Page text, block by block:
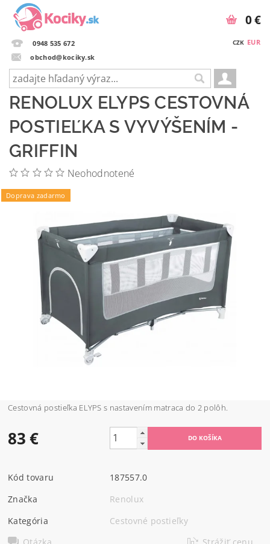
0948 535 672
obchod@kociky.sk
CZK EUR
0 €
RENOLUX ELYPS CESTOVNÁ
POSTIEĽKA S VYVÝŠENÍM -
GRIFFIN
Neohodnotené
Doprava zadarmo
Cestovná postieľka ELYPS s nastavením matraca do 2 polôh.
83 €
Kód tovaru
187557.0
Značka
Renolux
Kategória
Cestovné postieľky
Otázka
Strážiť cenu